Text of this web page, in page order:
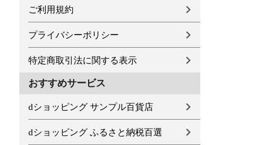
ご利用規約
プライバシーポリシー
特定商取引法に関する表示
おすすめサービス
dショッピング サンプル百貨店
dショッピング ふるさと納税百選